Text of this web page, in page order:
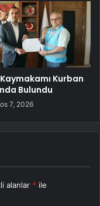
Kurban
Bulundu
7, 2026
alanlar * ile